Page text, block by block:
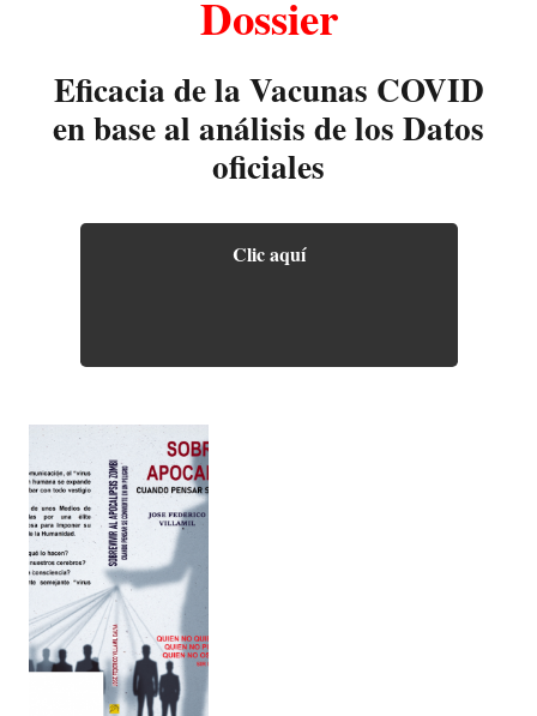
Dossier
Eficacia de la Vacunas COVID
en base al análisis de los Datos
oficiales
Clic aquí